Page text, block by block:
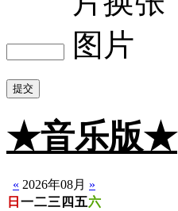
提交
★音乐版★
« 2026年08月 »
日 一二三 四 五六